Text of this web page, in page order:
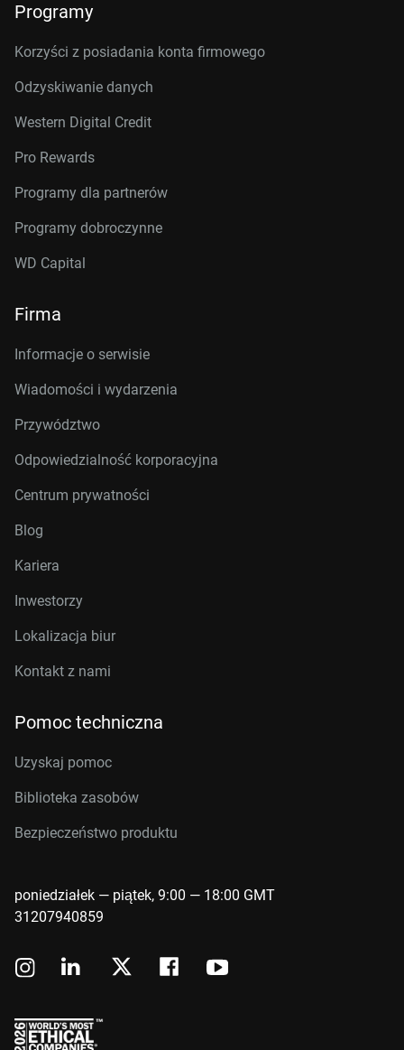
Programy
Korzyści z posiadania konta firmowego
Odzyskiwanie danych
Western Digital Credit
Pro Rewards
Programy dla partnerów
Programy dobroczynne
WD Capital
Firma
Informacje o serwisie
Wiadomości i wydarzenia
Przywództwo
Odpowiedzialność korporacyjna
Centrum prywatności
Blog
Kariera
Inwestorzy
Lokalizacja biur
Kontakt z nami
Pomoc techniczna
Uzyskaj pomoc
Biblioteka zasobów
Bezpieczeństwo produktu
poniedziałek — piątek, 9:00 — 18:00 GMT
31207940859